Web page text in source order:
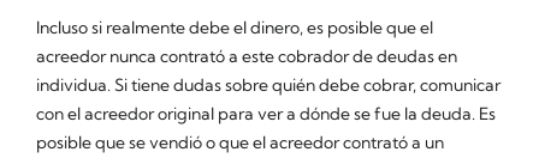
Incluso si realmente debe el dinero, es posible que el
acreedor nunca contrató a este cobrador de deudas en
individua. Si tiene dudas sobre quién debe cobrar, comunicar
con el acreedor original para ver a dónde se fue la deuda. Es
posible que se vendió o que el acreedor contrató a un